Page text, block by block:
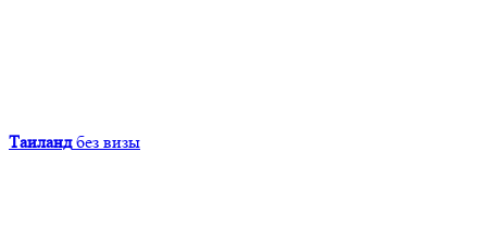
Таиланд без визы